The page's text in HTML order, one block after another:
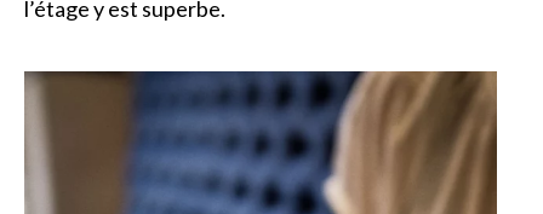
l’étage y est superbe.